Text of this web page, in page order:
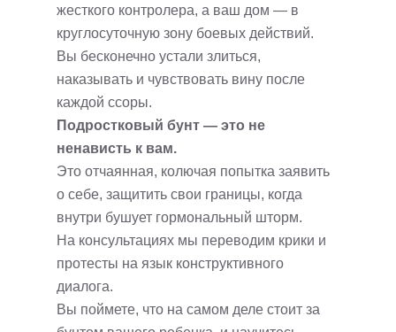
жесткого контролера, а ваш дом — в
круглосуточную зону боевых действий.
Вы бесконечно устали злиться,
наказывать и чувствовать вину после
каждой ссоры.
Подростковый бунт — это не
ненависть к вам.
Это отчаянная, колючая попытка заявить
о себе, защитить свои границы, когда
внутри бушует гормональный шторм.
На консультациях мы переводим крики и
протесты на язык конструктивного
диалога.
Вы поймете, что на самом деле стоит за